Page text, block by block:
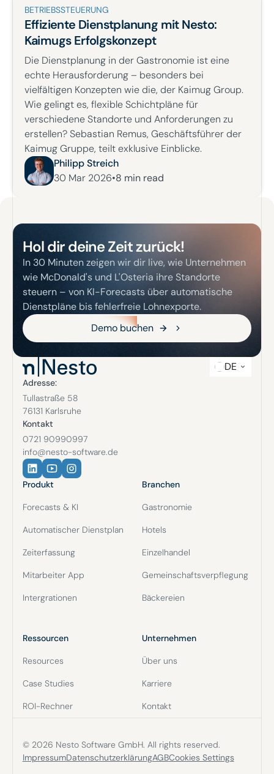
BETRIEBSSTEUERUNG
Effiziente Dienstplanung mit Nesto:
Kaimugs Erfolgskonzept
Die Dienstplanung in der Gastronomie ist eine
echte Herausforderung – besonders bei
vielfältigen Konzepten wie die, der Kaimug Group.
Wie gelingt es, flexible Schichtpläne für
verschiedene Standorte und Anforderungen zu
erstellen? Sebastian Remus, Geschäftsführer der
Kaimug Gruppe, teilt exklusive Einblicke.
Philipp Streich
30 Mar 2026•8 min read
Hol dir deine Zeit zurück!
In 30 Minuten zeigen wir dir live, wie Unternehmen
wie McDonald's und L'Osteria ihre Standorte
steuern – von KI-Forecasts über automatische
Dienstpläne bis fehlerfreie Lohnexporte.
Demo buchen
DE
Adresse:
Tullastraße 58
76131 Karlsruhe
Kontakt
0721 90990997
info@nesto-software.de
Produkt
Forecasts & KI
Automatischer Dienstplan
Zeiterfassung
Mitarbeiter App
Intergrationen
Branchen
Gastronomie
Hotels
Einzelhandel
Gemeinschaftsverpflegung
Bäckereien
Ressourcen
Resources
Case Studies
ROI-Rechner
Unternehmen
Über uns
Karriere
Kontakt
© 2026 Nesto Software GmbH. All rights reserved.
ImpressumDatenschutzerklärungAGBCookies Settings